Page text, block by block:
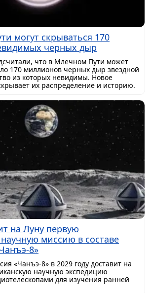
могут скрываться 170
черных дыр
что в Млечном Пути может
170 миллионов черных дыр звездной
из которых невидимы. Новое
их распределение и историю.
на Луну первую
миссию в составе
8»
«Чанъэ-8» в 2029 году доставит на
научную экспедицию
для изучения ранней